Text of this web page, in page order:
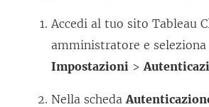
t
o
i
n
Accedi al tuo sito Tableau
amministratore e seleziona
Impostazioni >
Nella scheda